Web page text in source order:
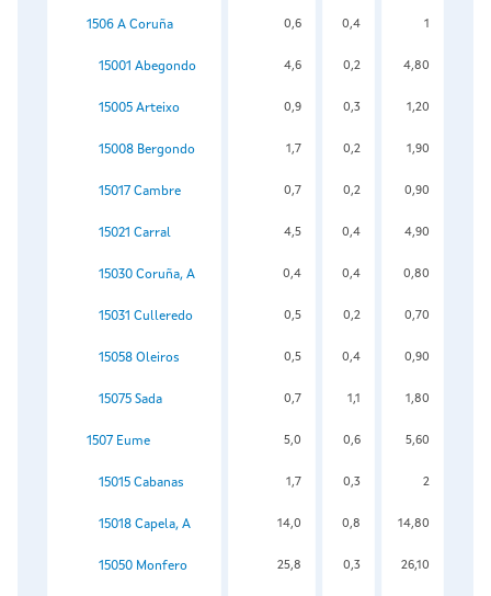
1506 A Coruña 0,6 0,4 1
15001 Abegondo 4,6 0,2 4,80
15005 Arteixo 0,9 0,3 1,20
15008 Bergondo 1,7 0,2 1,90
15017 Cambre 0,7 0,2 0,90
15021 Carral 4,5 0,4 4,90
15030 Coruña, A 0,4 0,4 0,80
15031 Culleredo 0,5 0,2 0,70
15058 Oleiros 0,5 0,4 0,90
15075 Sada 0,7 1,1 1,80
1507 Eume 5,0 0,6 5,60
15015 Cabanas 1,7 0,3 2
15018 Capela, A 14,0 0,8 14,80
15050 Monfero 25,8 0,3 26,10